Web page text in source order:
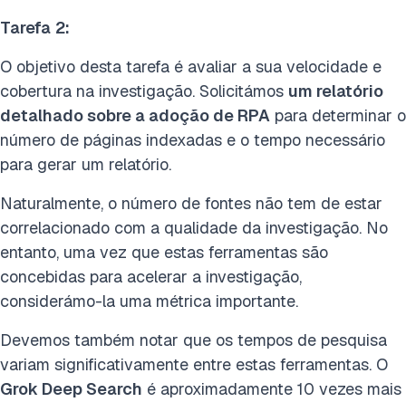
Tarefa 2:
O objetivo desta tarefa é avaliar a sua velocidade e
cobertura na investigação. Solicitámos um relatório
detalhado sobre a adoção de RPA para determinar o
número de páginas indexadas e o tempo necessário
para gerar um relatório.
Naturalmente, o número de fontes não tem de estar
correlacionado com a qualidade da investigação. No
entanto, uma vez que estas ferramentas são
concebidas para acelerar a investigação,
considerámo-la uma métrica importante.
Devemos também notar que os tempos de pesquisa
variam significativamente entre estas ferramentas. O
Grok Deep Search é aproximadamente 10 vezes mais